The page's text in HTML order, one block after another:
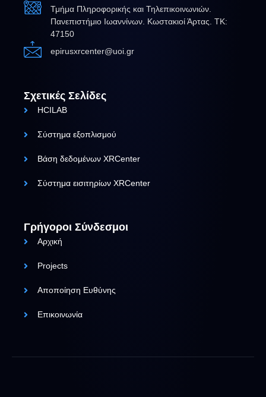
Τμήμα Πληροφορικής και Τηλεπικοινωνιών.
Πανεπιστήμιο Ιωαννίνων. Κωστακιοί Άρτας. ΤΚ:
47150
epirusxrcenter@uoi.gr
Σχετικές Σελίδες
HCILAB
Σύστημα εξοπλισμού
Βάση δεδομένων XRCenter
Σύστημα εισιτηρίων XRCenter
Γρήγοροι Σύνδεσμοι
Αρχική
Projects
Αποποίηση Ευθύνης
Επικοινωνία